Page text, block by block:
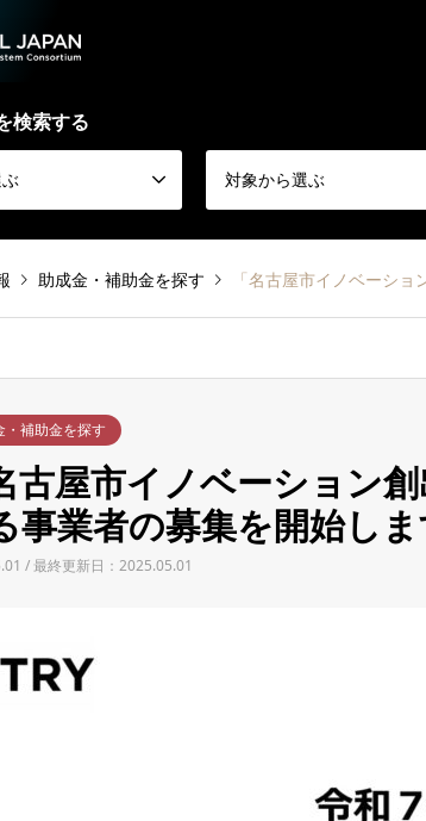
検索する
対象から選ぶ
助成金・補助金を探す 「名古屋市イノベーシ
・補助金を探す
古屋市イノベーション
事業者の募集を開始しま
/ 最終更新日：2025.05.01